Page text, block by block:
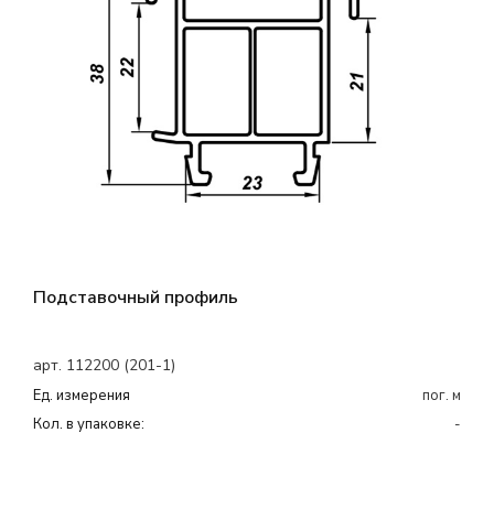
Подставочный профиль
арт. 112200 (201-1)
Ед. измерения
пог. м
Кол. в упаковке:
-